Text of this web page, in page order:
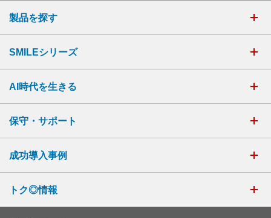
製品を探す
SMILEシリーズ
AI時代を生きる
保守・サポート
成功導入事例
トク◎情報